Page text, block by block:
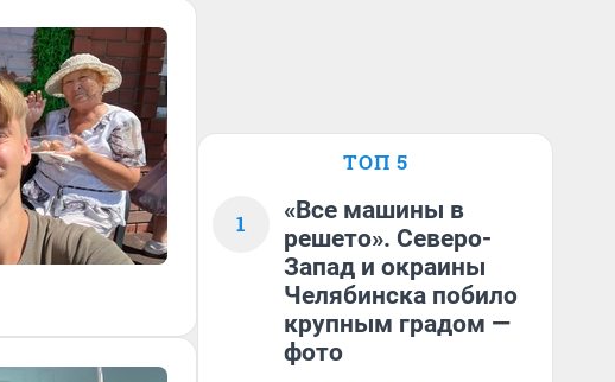
ТОП 5
1
«Все машины в
решето». Северо-
Запад и окраины
Челябинска побило
крупным градом —
фото